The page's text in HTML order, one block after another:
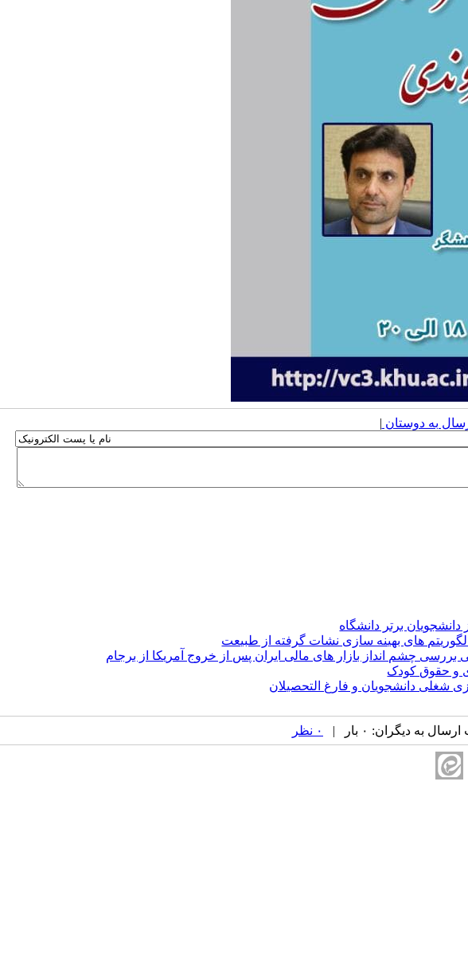
به دوستان |
برتر دانشگاه
های بهینه سازی نشات گرفته از طبیعت
چشم انداز بازار های مالی ایران پس از خروج آمریکا از برجام
و حقوق کودک
شغلی دانشجویان و فارغ التحصیلان
به دیگران: ۰ بار | ۰ نظر